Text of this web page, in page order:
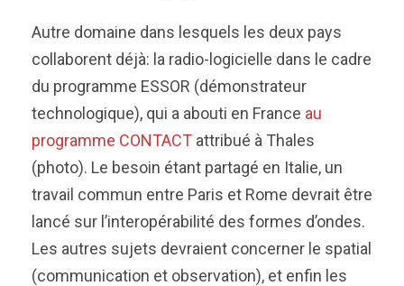
Autre domaine dans lesquels les deux pays
collaborent déjà: la radio-logicielle dans le cadre
du programme ESSOR (démonstrateur
technologique), qui a abouti en France au
programme CONTACT attribué à Thales
(photo). Le besoin étant partagé en Italie, un
travail commun entre Paris et Rome devrait être
lancé sur l’interopérabilité des formes d’ondes.
Les autres sujets devraient concerner le spatial
(communication et observation), et enfin les